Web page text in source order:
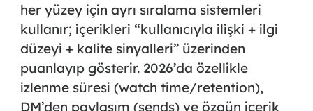
her yüzey için ayrı sıralama sistemleri
kullanır; içerikleri “kullanıcıyla ilişki + ilgi
düzeyi + kalite sinyalleri” üzerinden
puanlayıp gösterir. 2026’da özellikle
izlenme süresi (watch time/retention),
DM’den paylaşım (sends) ve özgün içerik